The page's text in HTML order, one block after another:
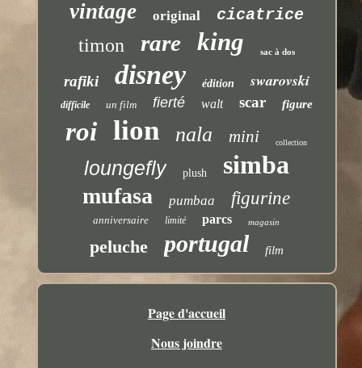
vintage original cicatrice
timon rare king sac à dos
rafiki disney édition swarovski
difficile un film fierté walt scar figure
roi lion nala mini collection
loungefly plush simba
mufasa pumbaa figurine
anniversaire limité parcs magasin
peluche portugal film
Page d'accueil
Nous joindre